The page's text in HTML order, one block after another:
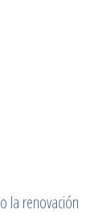
la renovación